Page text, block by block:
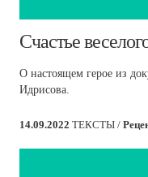
​Счастье
О настоящем герое из
Идрисова.
14.09.2022 ТЕКСТЫ /